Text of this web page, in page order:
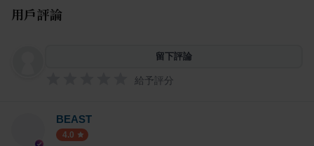
用戶評論
留下評論
給予評分
BEAST
4.0